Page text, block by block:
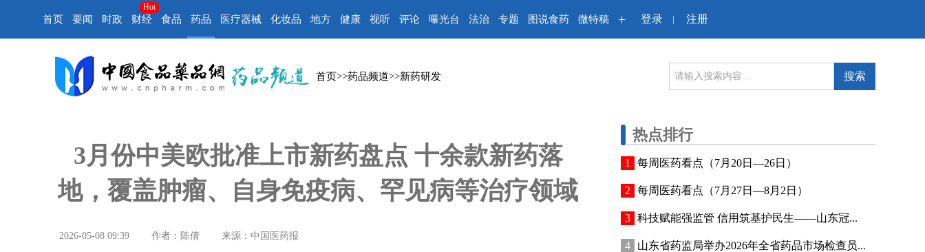
首页 要闻 时政 财经
Hot
食品 药品 医疗器械 化妆品 地方 健康 视听 评论 曝光台 法治 专题 图说食药 微特稿 + 登录 | 注册
首页>>药品频道>>新药研发 搜索
3月份中美欧批准上市新药盘点 十余款新药落
地，覆盖肿瘤、自身免疫病、罕见病等治疗领域
2026-05-08 09:39 作者：陈倩 来源：中国医药报
热点排行
每周医药看点（7月20日—26日）
每周医药看点（7月27日—8月2日）
科技赋能强监管 信用筑基护民生——山东冠...
山东省药监局举办2026年全省药品市场检查员...